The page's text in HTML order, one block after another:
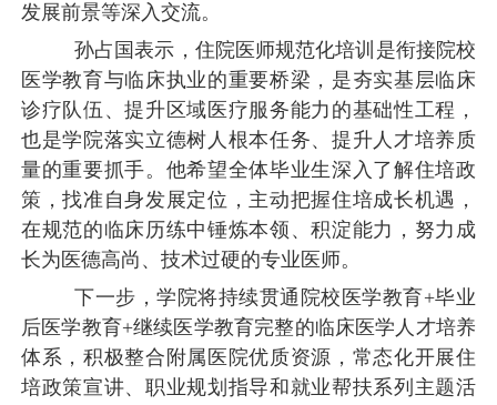
发展前景等深入交流。
孙占国表示，住院医师规范化培训是衔接院校
医学教育与临床执业的重要桥梁，是夯实基层临床
诊疗队伍、提升区域医疗服务能力的基础性工程，
也是学院落实立德树人根本任务、提升人才培养质
量的重要抓手。他希望全体毕业生深入了解住培政
策，找准自身发展定位，主动把握住培成长机遇，
在规范的临床历练中锤炼本领、积淀能力，努力成
长为医德高尚、技术过硬的专业医师。
下一步，学院将持续贯通院校医学教育+毕业
后医学教育+继续医学教育完整的临床医学人才培养
体系，积极整合附属医院优质资源，常态化开展住
培政策宣讲、职业规划指导和就业帮扶系列主题活